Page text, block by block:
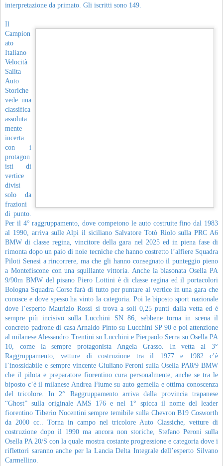
interpretazione da primato. Gli iscritti sono 149.
Il
Campion
ato
Italiano
Velocità
Salita
Auto
Storiche
vede una
classifica
assoluta
mente
incerta
con i
protagon
isti di
vertice
divisi
solo da
frazioni
di punto.
Per il 4° raggruppamento, dove competono le auto costruite fino dal 1983
al 1990, arriva sulle Alpi il siciliano Salvatore Totò Riolo sulla PRC A6
BMW di classe regina, vincitore della gara nel 2025 ed in piena fase di
rimonta dopo un paio di noie tecniche che hanno costretto l’alfiere Squadra
Piloti Senesi a rincorrere, ma che gli hanno consegnato il punteggio pieno
a Montefiscone con una squillante vittoria. Anche la blasonata Osella PA
9/90m BMW del pisano Piero Lottini è di classe regina ed il portacolori
Bologna Squadra Corse farà di tutto per puntare al vertice in una gara che
conosce e dove spesso ha vinto la categoria. Poi le biposto sport nazionale
dove l’esperto Maurizio Rossi si trova a soli 0,25 punti dalla vetta ed è
sempre più incisivo sulla Lucchini SN 86, sebbene torna in scena il
concreto padrone di casa Arnaldo Pinto su Lucchini SP 90 e poi attenzione
al milanese Alessandro Trentini su Lucchini e Pierpaolo Serra su Osella PA
10, come la sempre protagonista Angela Grasso. In vetta al 3°
Raggruppamento, vetture di costruzione tra il 1977 e 1982 c’è
l’inossidabile e sempre vincente Giuliano Peroni sulla Osella PA8/9 BMW
che il pilota e preparatore fiorentino cura personalmente, anche se tra le
biposto c’è il milanese Andrea Fiume su auto gemella e ottima conoscenza
del tricolore. In 2° Raggruppamento arriva dalla provincia trapanese
“Ghost” sulla originale AMS 176 e nel 1° spicca il nome del leader
fiorentino Tiberio Nocentini sempre temibile sulla Chevron B19 Cosworth
da 2000 cc.. Torna in campo nel tricolore Auto Classiche, vetture di
costruzione dopo il 1990 ma ancora non storiche, Stefano Peroni sulla
Osella PA 20/S con la quale mostra costante progressione e categoria dove i
riflettori saranno anche per la Lancia Delta Integrale dell’esperto Silvano
Carmellino.